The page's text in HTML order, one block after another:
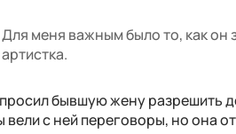
Для меня важным было то, как он
артистка.
бывшую жену разрешить
вели с ней переговоры, но она